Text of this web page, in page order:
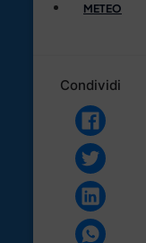
METEO
Condividi